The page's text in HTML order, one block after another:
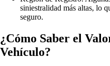
siniestralidad más altas, lo
seguro.
¿Cómo Saber el
Vehículo?